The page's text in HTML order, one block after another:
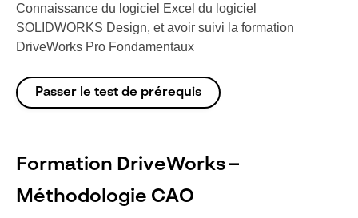
Connaissance du logiciel Excel du logiciel
SOLIDWORKS Design, et avoir suivi la formation
DriveWorks Pro Fondamentaux
Passer le test de prérequis
Formation DriveWorks –
Méthodologie CAO